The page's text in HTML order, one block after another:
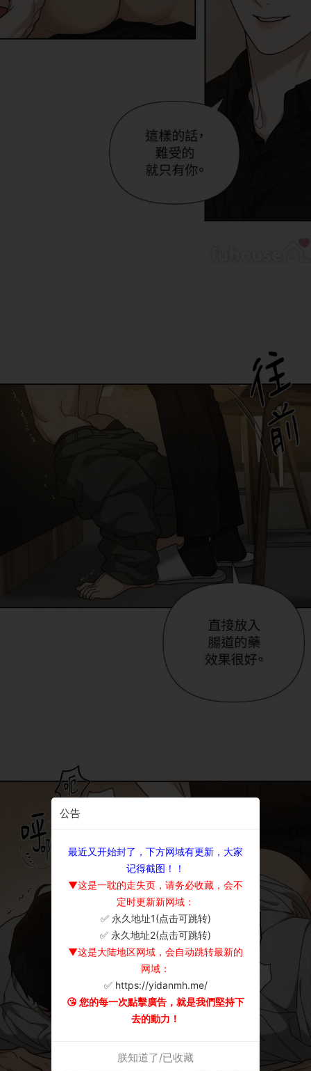
公告
最近又开始封了，下方网域有更新，大家
记得截图！！
▼这是一耽的走失页，请务必收藏，会不
定时更新新网域：
✅ 永久地址1(点击可跳转)
✅ 永久地址2(点击可跳转)
▼这是大陆地区网域，会自动跳转最新的
网域：
✅ https://yidanmh.me/
😘 您的每一次點擊廣告，就是我們堅持下
去的動力！
朕知道了/已收藏